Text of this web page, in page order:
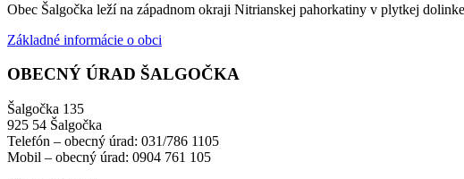
Obec Šalgočka leží na západnom okraji Nitrianskej pahorkatiny v plytkej
Základné informácie o obci
OBECNÝ ÚRAD ŠALGOČKA
Šalgočka 135
925 54 Šalgočka
Telefón – obecný úrad: 031/786 1105
Mobil – obecný úrad: 0904 761 105